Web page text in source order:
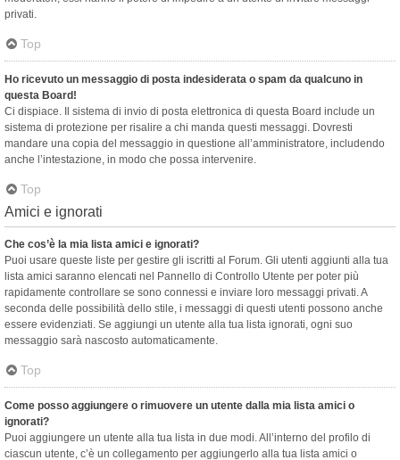
privati​​.
Top
Ho ricevuto un messaggio di posta indesiderata o spam da qualcuno in
questa Board!
Ci dispiace. Il sistema di invio di posta elettronica di questa Board include un
sistema di protezione per risalire a chi manda questi messaggi. Dovresti
mandare una copia del messaggio in questione all’amministratore, includendo
anche l’intestazione, in modo che possa intervenire.
Top
Amici e ignorati
Che cos’è la mia lista amici e ignorati?
Puoi usare queste liste per gestire gli iscritti al Forum. Gli utenti aggiunti alla tua
lista amici saranno elencati nel Pannello di Controllo Utente per poter più
rapidamente controllare se sono connessi e inviare loro messaggi privati. A
seconda delle possibilità dello stile, i messaggi di questi utenti possono anche
essere evidenziati. Se aggiungi un utente alla tua lista ignorati, ogni suo
messaggio sarà nascosto automaticamente.
Top
Come posso aggiungere o rimuovere un utente dalla mia lista amici o
ignorati?
Puoi aggiungere un utente alla tua lista in due modi. All’interno del profilo di
ciascun utente, c’è un collegamento per aggiungerlo alla tua lista amici o